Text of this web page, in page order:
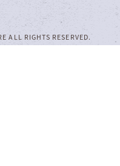
ALL RIGHTS RESERVED.